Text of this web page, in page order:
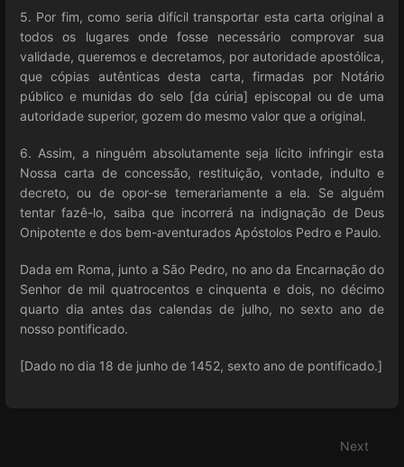
5. Por fim, como seria difícil transportar esta carta original a
todos os lugares onde fosse necessário comprovar sua
validade, queremos e decretamos, por autoridade apostólica,
que cópias autênticas desta carta, firmadas por Notário
público e munidas do selo [da cúria] episcopal ou de uma
autoridade superior, gozem do mesmo valor que a original.
6. Assim, a ninguém absolutamente seja lícito infringir esta
Nossa carta de concessão, restituição, vontade, indulto e
decreto, ou de opor-se temerariamente a ela. Se alguém
tentar fazê-lo, saiba que incorrerá na indignação de Deus
Onipotente e dos bem-aventurados Apóstolos Pedro e Paulo.
Dada em Roma, junto a São Pedro, no ano da Encarnação do
Senhor de mil quatrocentos e cinquenta e dois, no décimo
quarto dia antes das calendas de julho, no sexto ano de
nosso pontificado.
[Dado no dia 18 de junho de 1452, sexto ano de pontificado.]
Next